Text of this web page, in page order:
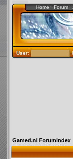
Home Forum
User:
Gamed.nl Forumindex